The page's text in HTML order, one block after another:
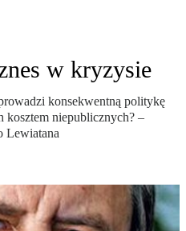
w kryzysie
konsekwentną politykę
kosztem niepublicznych? –
Lewiatana